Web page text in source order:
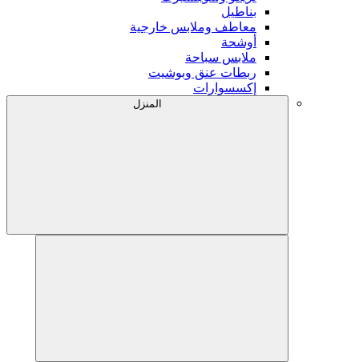
بناطيل
معاطف وملابس خارجية
أوشحة
ملابس سباحة
ربطات عنق وبوشيت
إكسسوارات
المنزل